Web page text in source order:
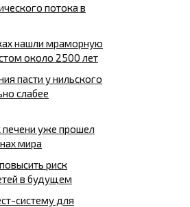
потока в
нашли мраморную
около 2500 лет
пасти у нильского
слабее
печени уже прошел
мира
риск
в будущем
систему для